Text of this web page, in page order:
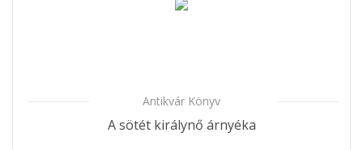
Antikvár Könyv
A sötét királynő árnyéka